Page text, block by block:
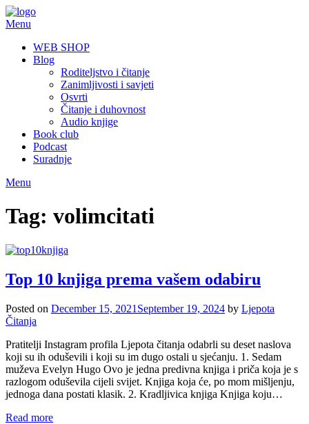
Skip
to
Menu
WEB SHOP
Blog
Roditeljstvo i čitanje
Zanimljivosti i savjeti
Osvrti
Čitanje i duhovnost
Audio knjige
Book club
Podcast
Suradnje
Menu
Tag: volimcitati
Top 10 knjiga prema vašem odabiru
Posted on December 15, 2021 September 19, 2024 by Ljepota
Čitanja
Pratitelji Instagram profila Ljepota čitanja odabrli su deset naslova
koji su ih oduševili i koji su im dugo ostali u sjećanju. 1. Sedam
muževa Evelyn Hugo Ovo je jedna predivna knjiga i priča koja je s
razlogom oduševila cijeli svijet. Knjiga koja će, po mom mišljenju,
jednoga dana postati klasik. 2. Kradljivica knjiga Knjiga koju…
Read more